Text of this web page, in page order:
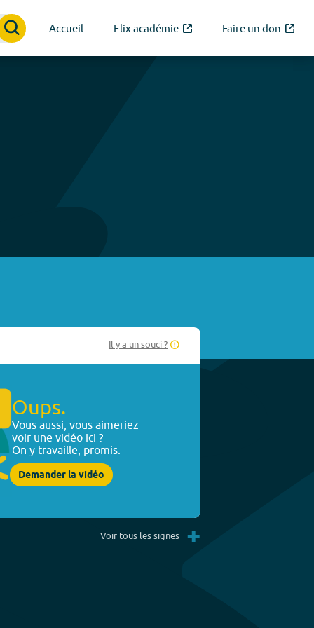
Accueil Elix académie Faire un don
Il y a un souci ?
Oups.
Vous aussi, vous aimeriez
voir une vidéo ici ?
On y travaille, promis.
Demander la vidéo
Voir tous les signes +